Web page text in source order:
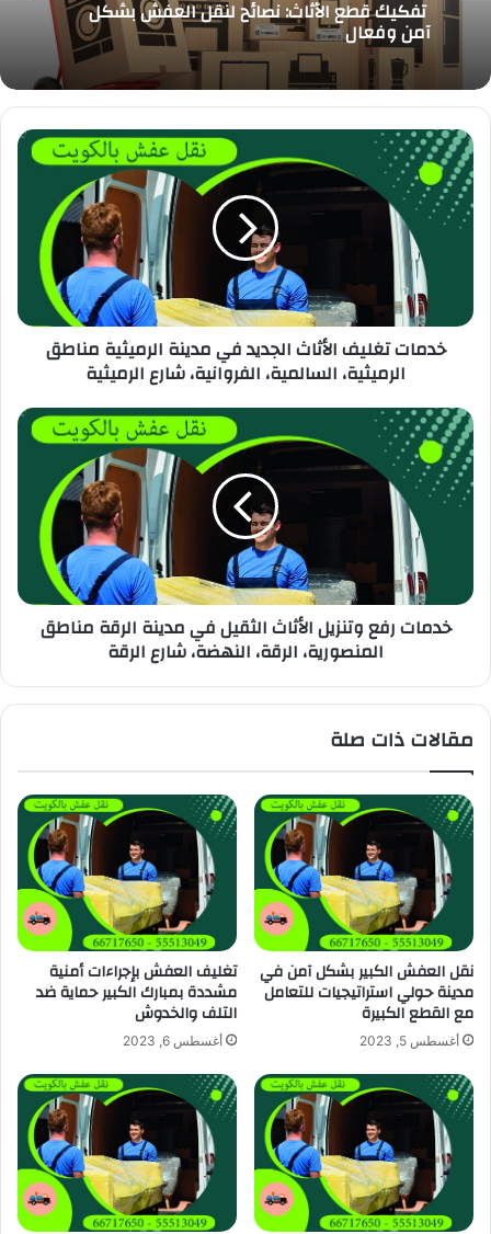
تفكيك قطع الأثاث: نصائح لنقل العفش بشكل
آمن وفعال
خدمات تغليف الأثاث الجديد في مدينة الرميثية مناطق
الرميثية، السالمية، الفروانية، شارع الرميثية
خدمات رفع وتنزيل الأثاث الثقيل في مدينة الرقة مناطق
المنصورية، الرقة، النهضة، شارع الرقة
مقالات ذات صلة
نقل العفش الكبير بشكل آمن في
مدينة حولي استراتيجيات للتعامل
مع القطع الكبيرة
أغسطس 5, 2023
تغليف العفش بإجراءات أمنية
مشددة بمبارك الكبير حماية ضد
التلف والخدوش
أغسطس 6, 2023